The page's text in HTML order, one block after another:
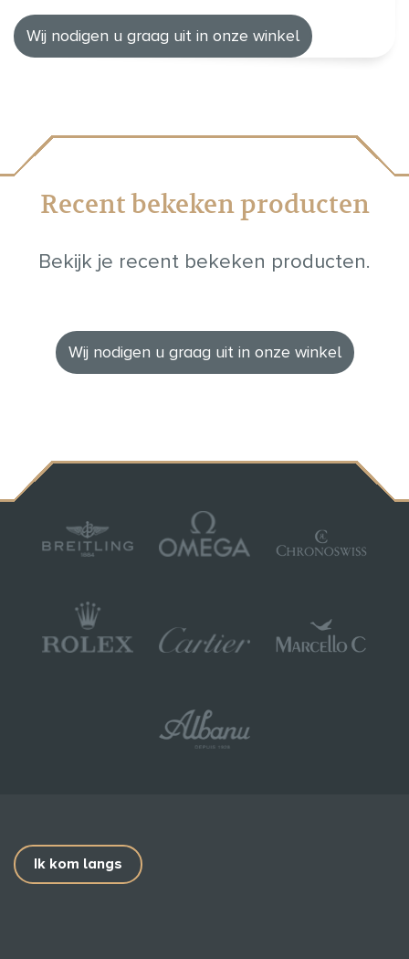
Wij nodigen u graag uit in onze winkel
Recent bekeken producten
Bekijk je recent bekeken producten.
Wij nodigen u graag uit in onze winkel
Ik kom langs